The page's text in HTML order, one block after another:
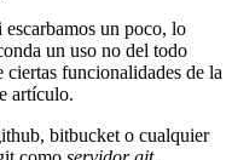
un poco, lo
un uso no del todo
funcionalidades de la
artículo.
bitbucket o cualquier